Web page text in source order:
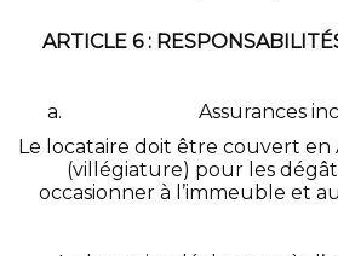
ARTICLE 6 :
Assurances
Le locataire doit être couvert en
(villégiature) pour les
occasionner à l’immeuble et